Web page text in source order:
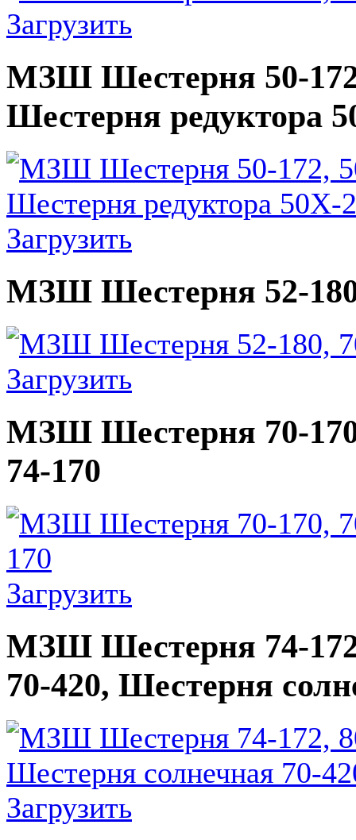
Загрузить
МЗШ Шестерня 50-
Шестерня редуктора
Загрузить
МЗШ Шестерня 52-180,
Загрузить
МЗШ Шестерня 70-170,
74-170
Загрузить
МЗШ Шестерня 74-
70-420, Шестерня
Загрузить